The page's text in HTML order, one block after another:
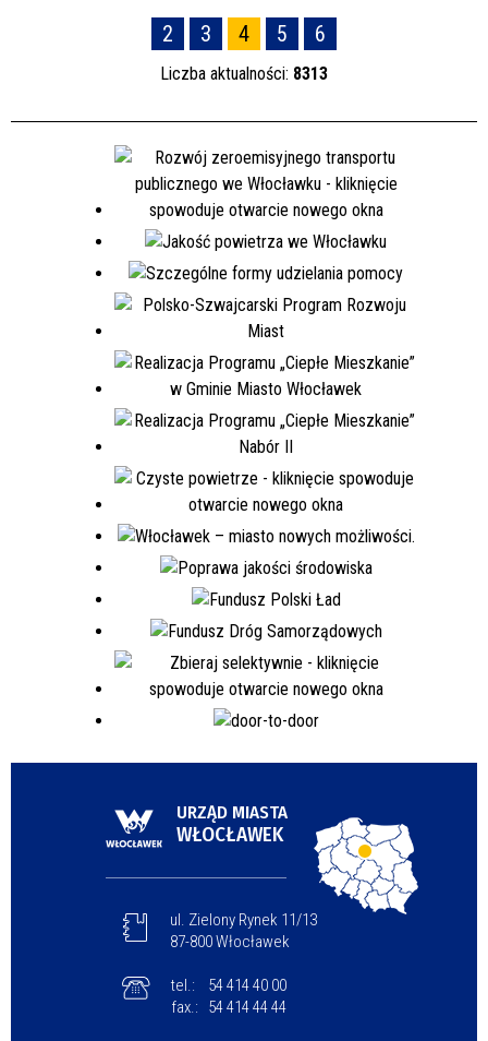
2 3 4 5 6
Liczba aktualności: 8313
URZĄD MIASTA
WŁOCŁAWEK
ul. Zielony Rynek 11/13
87-800 Włocławek
tel.:
54 414 40 00
fax.:
54 414 44 44